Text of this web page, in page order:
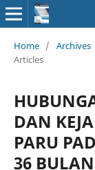
Home / Archives
Articles
DAN
PARU
36 BULAN